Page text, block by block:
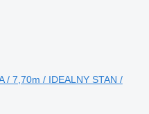
/ 7,70m / IDEALNY STAN /